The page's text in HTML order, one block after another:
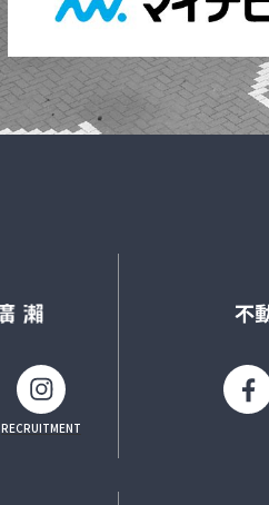
RECRUITMENT